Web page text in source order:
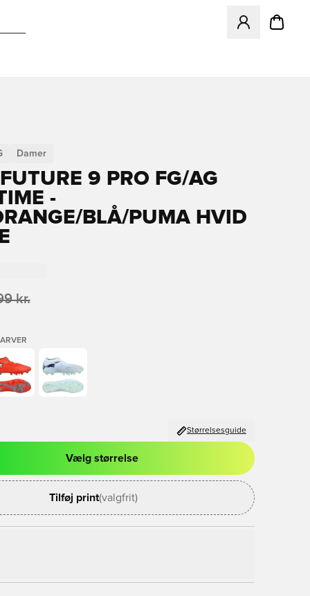
Åbner en
Damer
9 PRO FG/AG
-
BLÅ/PUMA HVID
kr.
Størrelsesguide
til at logge ind eller tilmelde dig som medlem
Vælg størrelse
Tilføj print(valgfrit)